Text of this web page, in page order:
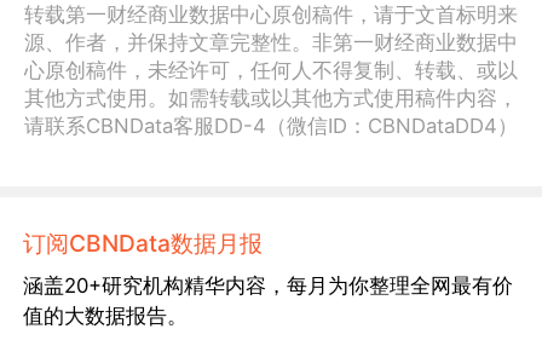
转载第一财经商业数据中心原创稿件，请于文首标明来
源、作者，并保持文章完整性。非第一财经商业数据中
心原创稿件，未经许可，任何人不得复制、转载、或以
其他方式使用。如需转载或以其他方式使用稿件内容，
请联系CBNData客服DD-4（微信ID：CBNDataDD4）
订阅CBNData数据月报
涵盖20+研究机构精华内容，每月为你整理全网最有价
值的大数据报告。